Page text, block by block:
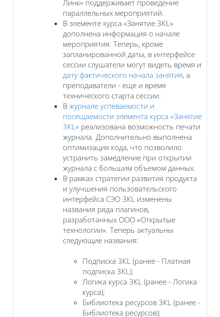
Линк» поддерживает проведение
параллельных мероприятий.
В элементе курса «Занятие 3КL»
дополнена информация о начале
мероприятия. Теперь, кроме
запланированной даты, в интерфейсе
сессии слушатели могут видеть время и
дату фактического начала занятия, а
преподаватели - еще и время
технического старта сессии.
В журнале успеваемости и
посещаемости элемента курса «Занятие
3КL» реализована возможность печати
журнала. Дополнительно выполнена
оптимизация кода, что позволило
устранить замедление при открытии
журнала с большим объемом данных.
В рамках стратегии развития продукта
и улучшения пользовательского
интерфейса СЭО 3КL изменены
названия ряда плагинов,
разработанных ООО «Открытые
технологии». Теперь актуальны
следующие названия:
Подписка 3КL (ранее - Платная
подписка 3КL);
Логика курса 3КL (ранее - Логика
курса);
Библиотека ресурсов 3КL (ранее -
Библиотека ресурсов);